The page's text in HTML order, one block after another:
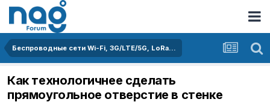
Беспроводные сети Wi-Fi, 3G/LTE/5G, LoRa...
Как технологичнее сделать
прямоугольное отверстие в стенке